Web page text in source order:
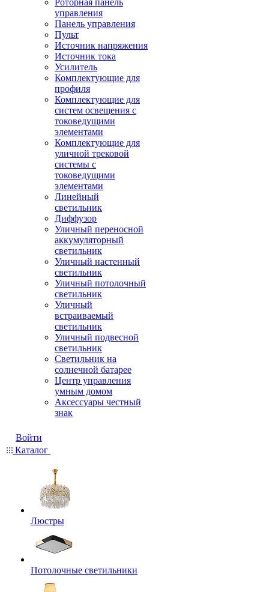
Роторная панель
управления
Панель управления
Пульт
Источник напряжения
Источник тока
Усилитель
Комплектующие для
профиля
Комплектующие для
систем освещения с
токоведущими
элементами
Комплектующие для
уличной трековой
системы с
токоведущими
элементами
Линейный
светильник
Диффузор
Уличный переносной
аккумуляторный
светильник
Уличный настенный
светильник
Уличный потолочный
светильник
Уличный
встраиваемый
светильник
Уличный подвесной
светильник
Светильник на
солнечной батарее
Центр управления
умным домом
Аксессуары честный
знак
Войти
Каталог
Люстры
Потолочные светильники